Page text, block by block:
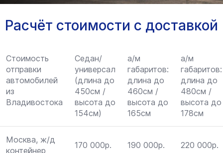
Расчёт стоимости с доставкой
Стоимость
отправки
автомобилей
из
Владивостока
Седан/
универсал
(длина до
450см /
высота до
154см)
а/м
габаритов:
длина до
460см /
высота до
165см
а/м
габаритов:
длина до
480см /
высота до
178см
Москва, ж/д
контейнер
170 000р. 190 000р. 220 000р.